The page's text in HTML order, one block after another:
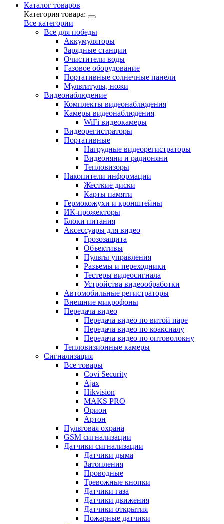
Каталог товаров
Категория товара:
Все категории
Все для победы
Аккумуляторы
Зарядные станции
Очистители воды
Газовое оборудование
Портативные солнечные панели
Мультитулы, ножи
Видеонаблюдение
Комплекты видеонаблюдения
Камеры видеонаблюдения
WiFi видеокамеры
Видеорегистраторы
Портативные
Нагрудные видеорегистраторы
Видеоняни и радионяни
Тепловизоры
Накопители информации
Жесткие диски
Карты памяти
Гермокожухи и кронштейны
ИК-прожекторы
Блоки питания
Аксессуары для видео
Грозозащита
Объективы
Пульты управления
Разъемы и переходники
Тестеры видеосигнала
Устройства видеообработки
Автомобильные регистраторы
Внешние микрофоны
Передача видео
Передача видео по витой паре
Передача видео по коаксиалу
Передача видео по оптоволокну
Тепловизионные камеры
Сигнализация
Все товары
Covi Security
Ajax
Hikvision
MAKS PRO
Орион
Артон
Пультовая охрана
GSM сигнализации
Датчики сигнализации
Датчики дыма
Затопления
Проводные
Тревожные кнопки
Датчики газа
Датчики движения
Датчики открытия
Пожарные датчики